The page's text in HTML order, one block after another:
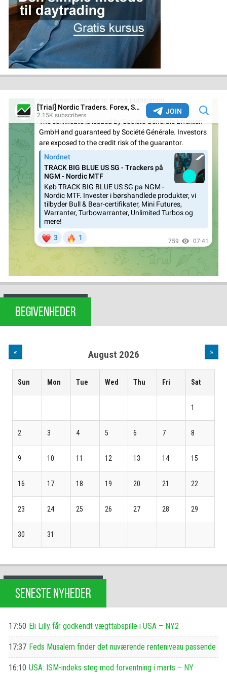
BEGIVENHEDER
« August 2026 »
Sun Mon Tue Wed Thu Fri Sat
1
2 3 4 5 6 7 8
9 10 11 12 13 14 15
16 17 18 19 20 21 22
23 24 25 26 27 28 29
30 31
SENESTE NYHEDER
17:50 Eli Lilly får godkendt vægttabspille i USA – NY2
17:37 Feds Musalem finder det nuværende renteniveau passende
16:10 USA: ISM-indeks steg mod forventning i marts – NY